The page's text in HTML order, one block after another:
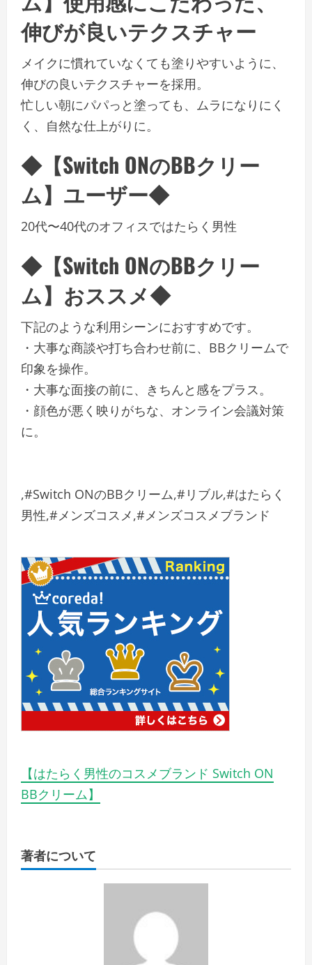
伸びが良いテクスチャー
メイクに慣れていなくても塗りやすいように、
伸びの良いテクスチャーを採用。
忙しい朝にパパっと塗っても、ムラになりにく
く、自然な仕上がりに。
◆【Switch ONのBBクリー
ム】ユーザー◆
20代〜40代のオフィスではたらく男性
◆【Switch ONのBBクリー
ム】おススメ◆
下記のような利用シーンにおすすめです。
・大事な商談や打ち合わせ前に、BBクリームで
印象を操作。
・大事な面接の前に、きちんと感をプラス。
・顔色が悪く映りがちな、オンライン会議対策
に。
,#Switch ONのBBクリーム,#リブル,#はたらく
男性,#メンズコスメ,#メンズコスメブランド
【はたらく男性のコスメブランド Switch ON
BBクリーム】
著者について